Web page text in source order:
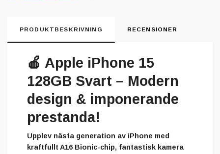
PRODUKTBESKRIVNING RECENSIONER
🍎 Apple iPhone 15
128GB Svart – Modern
design & imponerande
prestanda!
Upplev nästa generation av iPhone med
kraftfullt A16 Bionic-chip, fantastisk kamera